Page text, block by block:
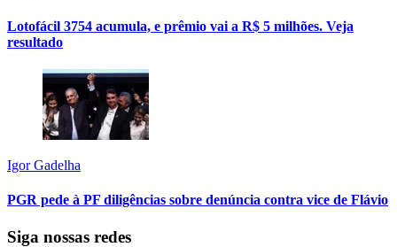
Lotofácil 3754 acumula, e prêmio vai a R$ 5 milhões. Veja
resultado
Igor Gadelha
PGR pede à PF diligências sobre denúncia contra vice de Flávio
Siga nossas redes